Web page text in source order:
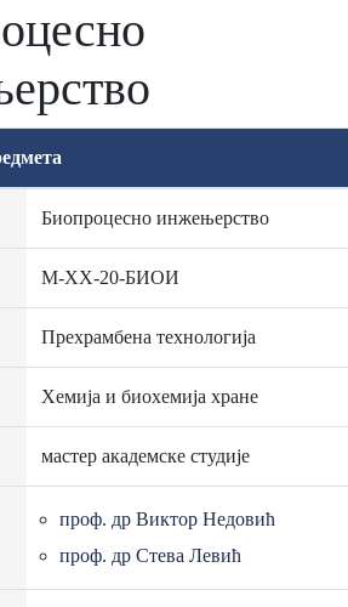
Биопроцесно инжењерство
М-ХХ-20-БИОИ
Прехрамбена технологија
Хемија и биохемија хране
мастер академске студије
проф. др Виктор Недовић
проф. др Стева Левић